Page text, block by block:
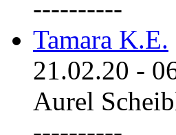
----------
Tamara K.E.
21.02.20 -
Aurel